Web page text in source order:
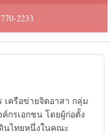
2233
ครือข่ายจิตอาสา กลุ่ม
กรเอกชน โดยผู้ก่อตั้ง
นไทยหนึ่งในคณะ